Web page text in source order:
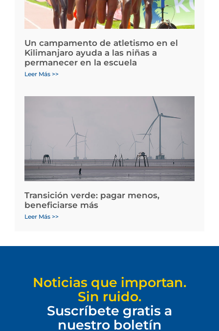
Un campamento de atletismo en el
Kilimanjaro ayuda a las niñas a
permanecer en la escuela
Leer Más >>
Transición verde: pagar menos,
beneficiarse más
Leer Más >>
Noticias que importan.
Sin ruido.
Suscríbete gratis a
nuestro boletín